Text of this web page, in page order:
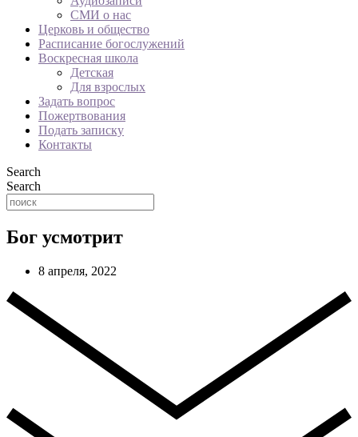
СМИ о нас
Церковь и общество
Расписание богослужений
Воскресная школа
Детская
Для взрослых
Задать вопрос
Пожертвования
Подать записку
Контакты
Search
Search
Бог усмотрит
8 апреля, 2022